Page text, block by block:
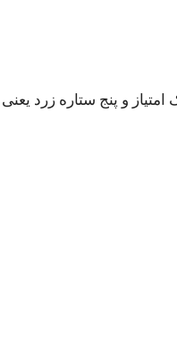
و پنج ستاره زرد یعنی